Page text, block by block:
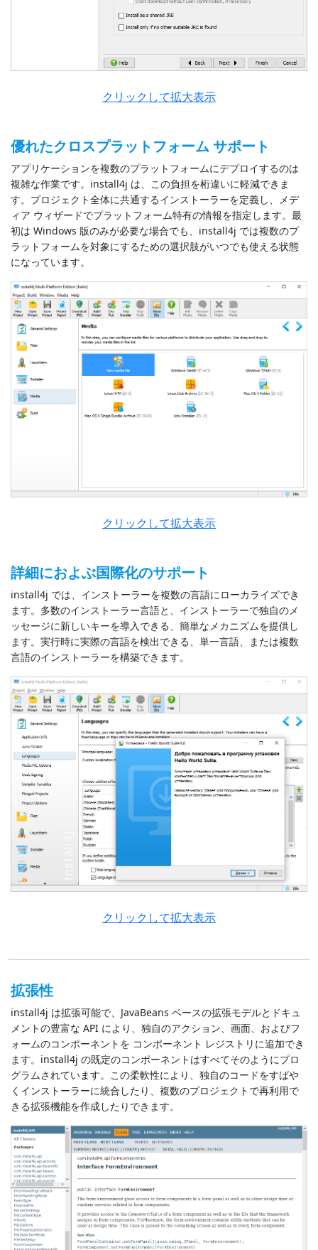
クリックして拡大表示
優れたクロスプラットフォーム サポート
アプリケーションを複数のプラットフォームにデプロイするのは
複雑な作業です。install4j は、この負担を桁違いに軽減できま
す。プロジェクト全体に共通するインストーラーを定義し、メデ
ィア ウィザードでプラットフォーム特有の情報を指定します。最
初は Windows 版のみが必要な場合でも、install4j では複数のプ
ラットフォームを対象にするための選択肢がいつでも使える状態
になっています。
クリックして拡大表示
詳細におよぶ国際化のサポート
install4j では、インストーラーを複数の言語にローカライズでき
ます。多数のインストーラー言語と、インストーラーで独自のメ
ッセージに新しいキーを導入できる、簡単なメカニズムを提供し
ます。実行時に実際の言語を検出できる、単一言語、または複数
言語のインストーラーを構築できます。
クリックして拡大表示
拡張性
install4j は拡張可能で、JavaBeans ベースの拡張モデルとドキュ
メントの豊富な API により、独自のアクション、画面、およびフ
ォームのコンポーネントを コンポーネント レジストリに追加でき
ます。install4j の既定のコンポーネントはすべてそのようにプロ
グラムされています。この柔軟性により、独自のコードをすばや
くインストーラーに統合したり、複数のプロジェクトで再利用で
きる拡張機能を作成したりできます。